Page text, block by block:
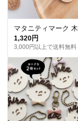
1,320円
3,000円以上で送料無料